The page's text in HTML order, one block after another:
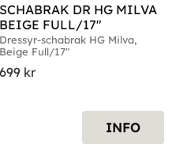
SCHABRAK DR HG MILVA
BEIGE FULL/17"
Dressyr-schabrak HG Milva,
Beige Full/17"
699 kr
INFO